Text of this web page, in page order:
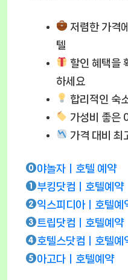
저렴한 가격
텔
할인 혜택을
하세요
합리적인 숙
가성비 좋은
가격 대비 최
야놀자ㅣ호텔 예약
부킹닷컴ㅣ호텔예약
익스피디아ㅣ호텔예
트립닷컴ㅣ호텔예약
호텔스닷컴ㅣ호텔예
아고다ㅣ호텔예약